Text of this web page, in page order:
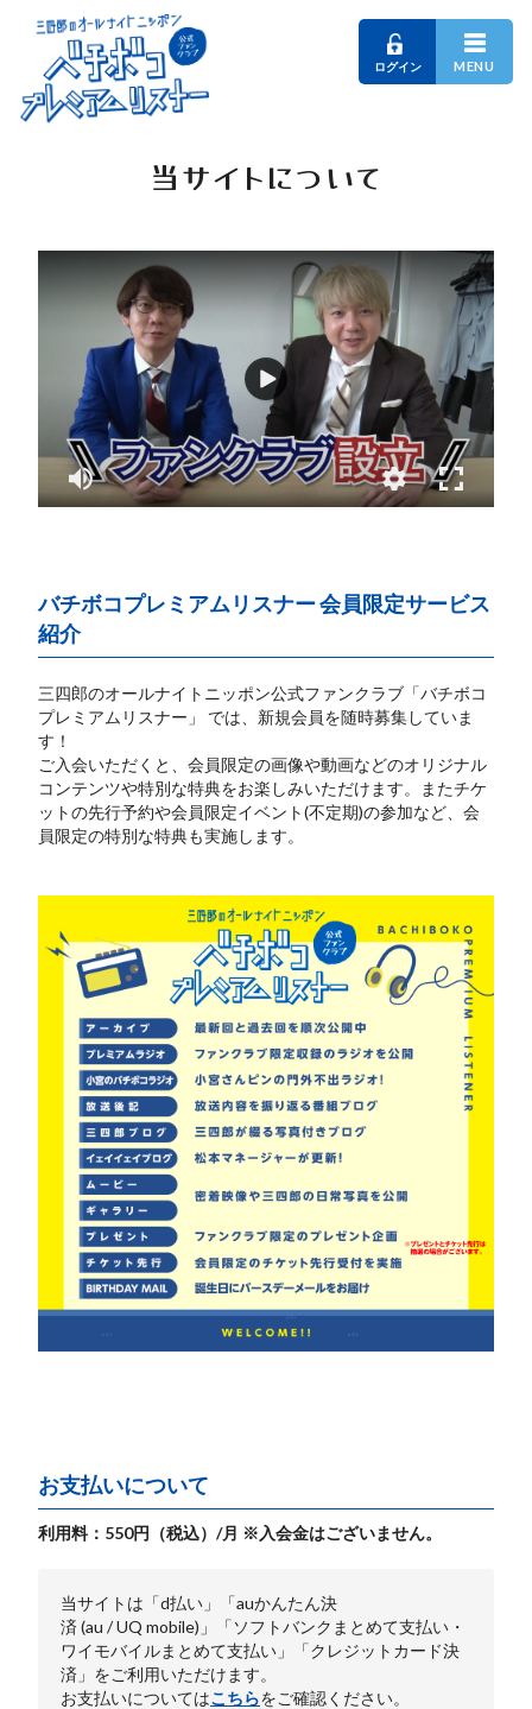
ログイン MENU
当サイトについて
バチボコプレミアムリスナー 会員限定サービス
紹介
三四郎のオールナイトニッポン公式ファンクラブ「バチボコ
プレミアムリスナー」 では、新規会員を随時募集していま
す！
ご入会いただくと、会員限定の画像や動画などのオリジナル
コンテンツや特別な特典をお楽しみいただけます。またチケ
ットの先行予約や会員限定イベント(不定期)の参加など、会
員限定の特別な特典も実施します。
お支払いについて
利用料：550円（税込）/月 ※入会金はございません。
当サイトは「d払い」「auかんたん決
済 (au / UQ mobile)」「ソフトバンクまとめて支払い・
ワイモバイルまとめて支払い」「クレジットカード決
済」をご利用いただけます。
お支払いについてはこちらをご確認ください。